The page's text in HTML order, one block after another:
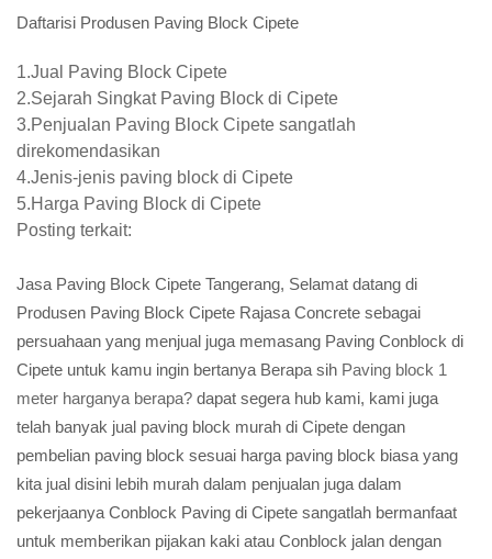
Daftarisi Produsen Paving Block Cipete
1.Jual Paving Block Cipete
2.Sejarah Singkat Paving Block di Cipete
3.Penjualan Paving Block Cipete sangatlah
direkomendasikan
4.Jenis-jenis paving block di Cipete
5.Harga Paving Block di Cipete
Posting terkait:
Jasa Paving Block Cipete Tangerang, Selamat datang di
Produsen Paving Block Cipete Rajasa Concrete sebagai
persuahaan yang menjual juga memasang Paving Conblock di
Cipete untuk kamu ingin bertanya Berapa sih Paving block 1
meter harganya berapa? dapat segera hub kami, kami juga
telah banyak jual paving block murah di Cipete dengan
pembelian paving block sesuai harga paving block biasa yang
kita jual disini lebih murah dalam penjualan juga dalam
pekerjaanya Conblock Paving di Cipete sangatlah bermanfaat
untuk memberikan pijakan kaki atau Conblock jalan dengan